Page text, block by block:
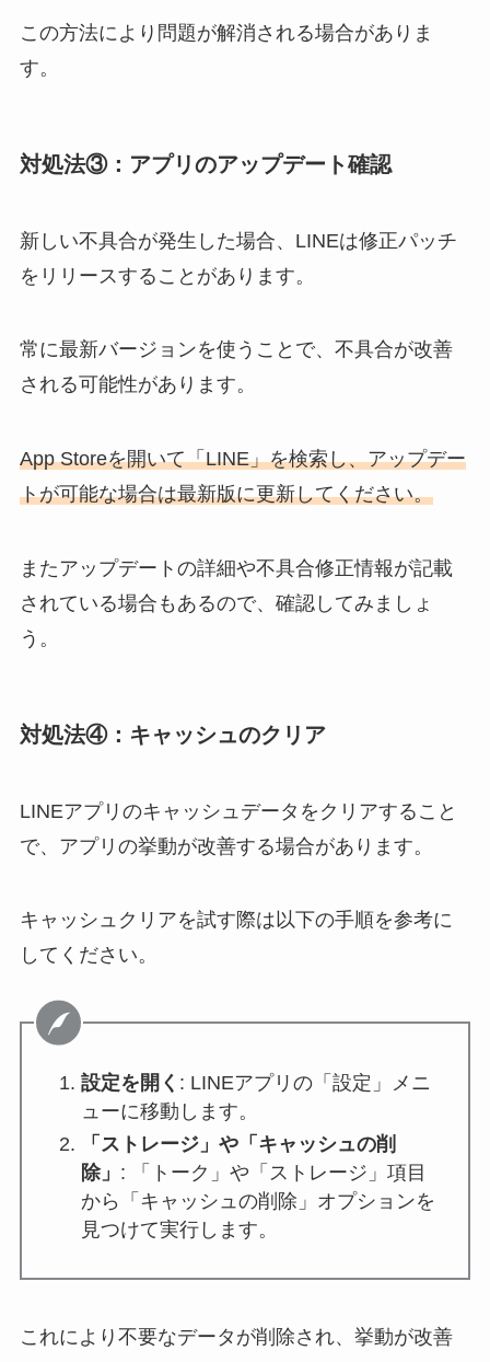
この方法により問題が解消される場合がありま
す。
対処法③： アプリのアップデート確認
新しい不具合が発生した場合、LINEは修正パッチ
をリリースすることがあります。
常に最新バージョンを使うことで、不具合が改善
される可能性があります。
App Storeを開いて「LINE」を検索し、アップデー
トが可能な場合は最新版に更新してください。
またアップデートの詳細や不具合修正情報が記載
されている場合もあるので、確認してみましょ
う。
対処法④： キャッシュのクリア
LINEアプリのキャッシュデータをクリアすること
で、アプリの挙動が改善する場合があります。
キャッシュクリアを試す際は以下の手順を参考に
してください。
設定を開く : LINEアプリの「設定」メニ
ューに移動します。
「ストレージ」や「キャッシュの削
除」 : 「トーク」や「ストレージ」項目
から「キャッシュの削除」オプションを
見つけて実行します。
これにより不要なデータが削除され、挙動が改善